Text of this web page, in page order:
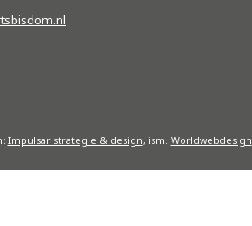
nl
Impulsar strategie & design, ism. Worldwebdesign